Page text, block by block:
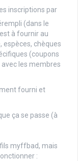
inscriptions par
(dans le
à fournir au
espèces, chèques
(coupons
les membres
fourni et
ça se passe (à
myffbad, mais
: